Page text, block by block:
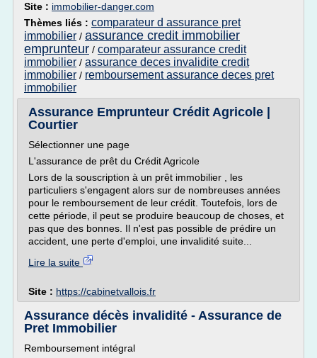
Site : immobilier-danger.com
Thèmes liés : comparateur d assurance pret
immobilier / assurance credit immobilier
emprunteur / comparateur assurance credit
immobilier / assurance deces invalidite credit
immobilier / remboursement assurance deces pret
immobilier
Assurance Emprunteur Crédit Agricole |
Courtier
Sélectionner une page
L'assurance de prêt du Crédit Agricole
Lors de la souscription à un prêt immobilier , les
particuliers s'engagent alors sur de nombreuses années
pour le remboursement de leur crédit. Toutefois, lors de
cette période, il peut se produire beaucoup de choses, et
pas que des bonnes. Il n'est pas possible de prédire un
accident, une perte d'emploi, une invalidité suite...
Lire la suite
Site : https://cabinetvallois.fr
Assurance décès invalidité - Assurance de
Pret Immobilier
Remboursement intégral